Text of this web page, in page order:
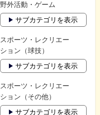
野外活動・ゲーム
サブカテゴリを表示
スポーツ・レクリエー
ション（球技）
サブカテゴリを表示
スポーツ・レクリエー
ション（その他）
サブカテゴリを表示